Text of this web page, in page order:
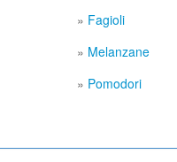
» Fagioli
» Melanzane
» Pomodori